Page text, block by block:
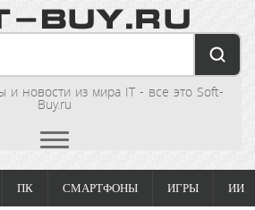
и новости из мира IT - все это Soft-
Buy.ru
ПК СМАРТФОНЫ ИГРЫ ИИ